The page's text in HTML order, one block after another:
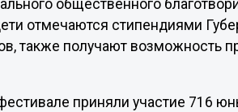
общественного
отмечаются стипендиями
также получают возможность
приняли участие 716